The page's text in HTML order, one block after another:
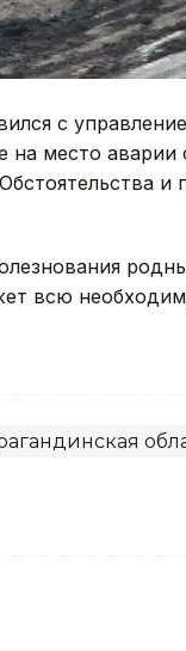
с
на место
всю